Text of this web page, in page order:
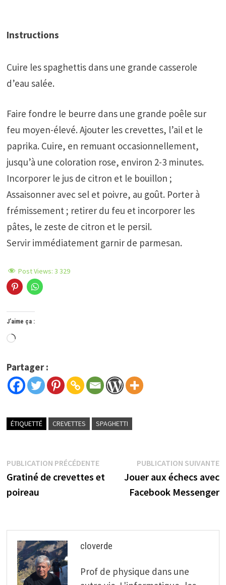
Instructions
Cuire les spaghettis dans une grande casserole
d’eau salée.
Faire fondre le beurre dans une grande poêle sur
feu moyen-élevé. Ajouter les crevettes, l’ail et le
paprika. Cuire, en remuant occasionnellement,
jusqu’à une coloration rose, environ 2-3 minutes.
Incorporer le jus de citron et le bouillon ;
Assaisonner avec sel et poivre, au goût. Porter à
frémissement ; retirer du feu et incorporer les
pâtes, le zeste de citron et le persil.
Servir immédiatement garnir de parmesan.
Post Views: 3 329
J’aime ça :
Chargement…
Partager :
ÉTIQUETTÉ CREVETTES SPAGHETTI
Navigation
de
l’article
PUBLICATION PRÉCÉDENTEPublication
précédente :
Gratiné de crevettes et
poireau
PUBLICATION SUIVANTE
Jouer aux échecs avec
Facebook Messenger
cloverde
Prof de physique dans une